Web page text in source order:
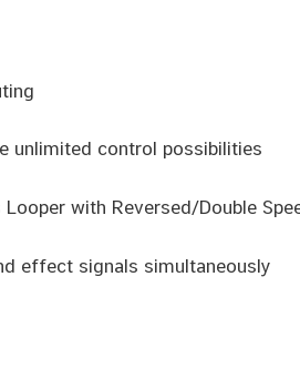
unlimited control possibilities
with Reversed/Double
effect signals simultaneously